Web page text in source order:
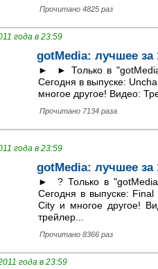
Прочитано 4825 раз
года в 23:59
gotMedia: лучшее за
► ► Только в
Сегодня в выпуске:
многое другое! Видео:
Прочитано 7134 раза
года в 23:59
gotMedia: лучшее за
► ? Только в
Сегодня в выпуске:
City и многое другое!
трейлер...
Прочитано 8366 раз
года в 23:59